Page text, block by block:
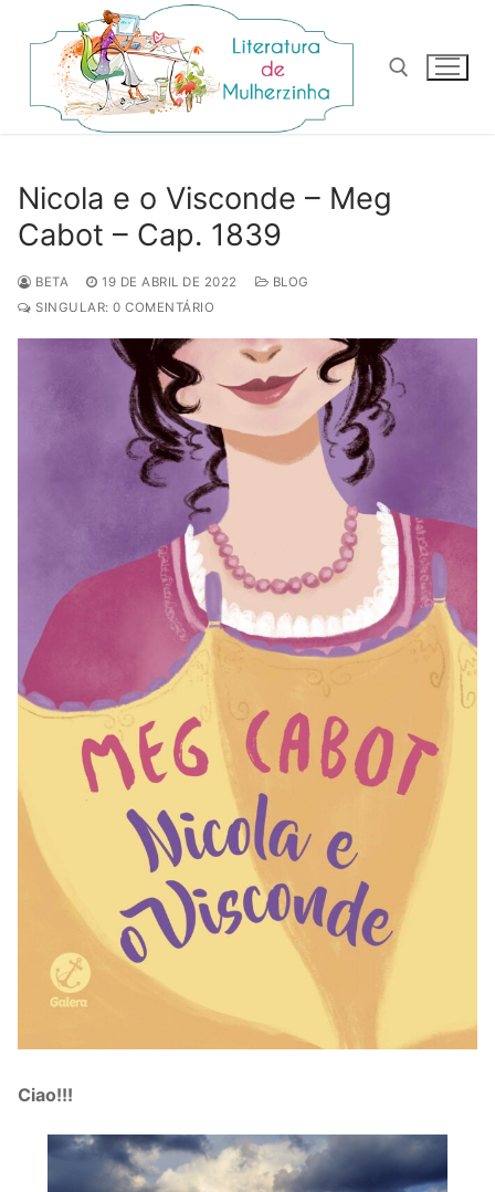
para
conteúdo
Nicola e o Visconde – Meg
Cabot – Cap. 1839
BETA 19 DE ABRIL DE 2022
BLOG
SINGULAR: 0 COMENTÁRIO
Ciao!!!